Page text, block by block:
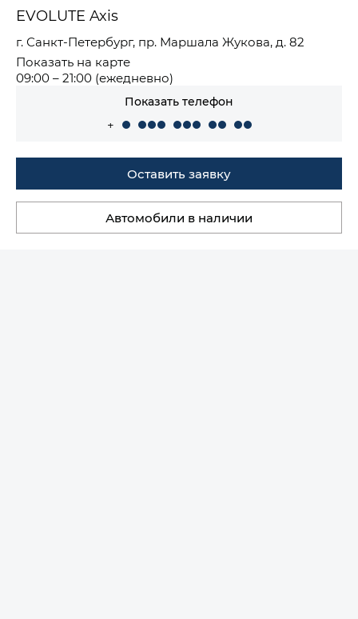
EVOLUTE Axis
г. Санкт-Петербург, пр. Маршала Жукова, д. 82
Показать на карте
09:00 – 21:00 (ежедневно)
Показать телефон
+
Оставить заявку
Автомобили в наличии